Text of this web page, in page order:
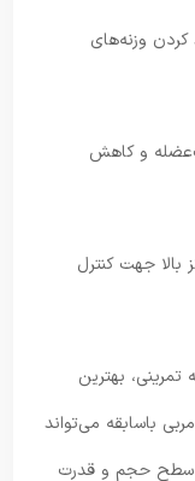
کردن وزنه‌های
و کاهش
بالا جهت کنترل
تمرینی، بهترین
باسابقه می‌تواند
سطح حجم و قدرت